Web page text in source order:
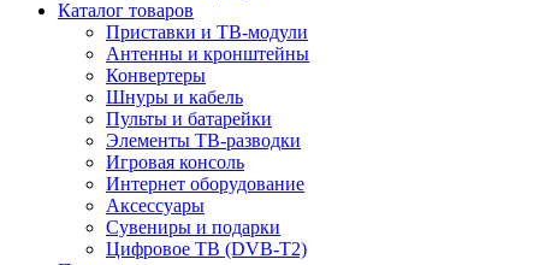
Каталог товаров
Приставки и ТВ-модули
Антенны и кронштейны
Конвертеры
Шнуры и кабель
Пульты и батарейки
Элементы ТВ-разводки
Игровая консоль
Интернет оборудование
Аксессуары
Сувениры и подарки
Цифровое ТВ (DVB-T2)